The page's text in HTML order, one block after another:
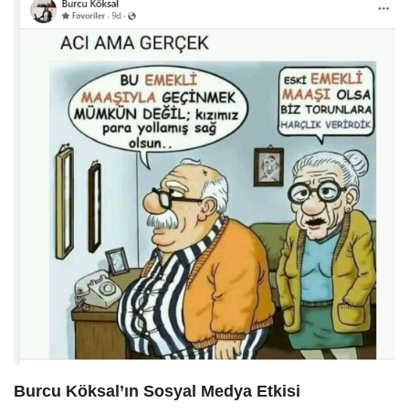
Burcu Köksal’ın Sosyal Medya Etkisi